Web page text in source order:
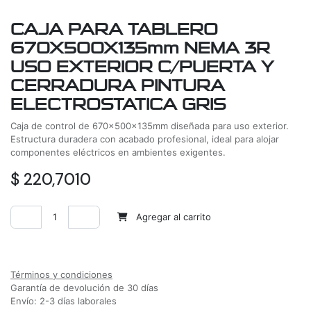
CAJA PARA TABLERO
670X500X135mm NEMA 3R
USO EXTERIOR C/PUERTA Y
CERRADURA PINTURA
ELECTROSTATICA GRIS
Caja de control de 670x500x135mm diseñada para uso exterior.
Estructura duradera con acabado profesional, ideal para alojar
componentes eléctricos en ambientes exigentes.
$ 220,7010
Agregar al carrito
Términos y condiciones
Garantía de devolución de 30 días
Envío: 2-3 días laborales